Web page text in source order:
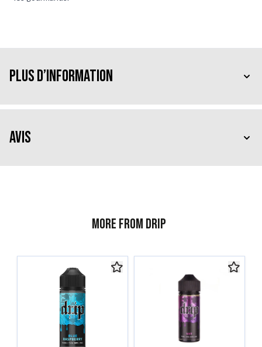
Plus d’information
Avis
More from Drip